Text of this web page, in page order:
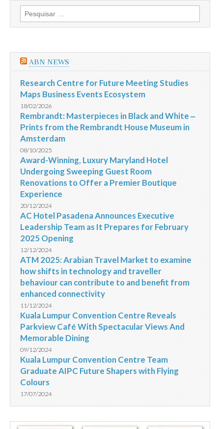
Pesquisar
por:
ABN NEWS
Research Centre for Future Meeting Studies
Maps Business Events Ecosystem
18/02/2026
Rembrandt: Masterpieces in Black and White ‒
Prints from the Rembrandt House Museum in
Amsterdam
08/10/2025
Award-Winning, Luxury Maryland Hotel
Undergoing Sweeping Guest Room
Renovations to Offer a Premier Boutique
Experience
20/12/2024
AC Hotel Pasadena Announces Executive
Leadership Team as It Prepares for February
2025 Opening
12/12/2024
ATM 2025: Arabian Travel Market to examine
how shifts in technology and traveller
behaviour can contribute to and benefit from
enhanced connectivity
11/12/2024
Kuala Lumpur Convention Centre Reveals
Parkview Café With Spectacular Views And
Memorable Dining
09/12/2024
Kuala Lumpur Convention Centre Team
Graduate AIPC Future Shapers with Flying
Colours
17/07/2024